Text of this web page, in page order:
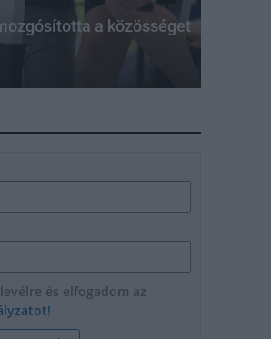
a közösséget
és elfogadom az